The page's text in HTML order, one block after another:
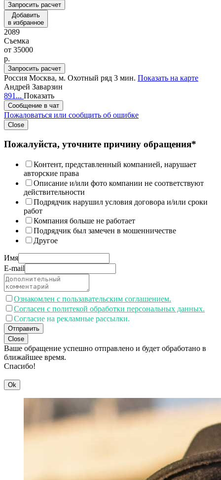
Запросить расчет
Добавить
в избранное
2089
Съемка
от 35000
p.
Запросить расчет
Россия Москва, м. Охотный ряд 3 мин. Показать на карте
Андрей Заварзин
891... Показать
Сообщение в чат
Пожаловаться или сообщить об ошибке
Close
Пожалуйста, уточните причину обращения*
Контент, представленный компанией, нарушает
авторские права
Описание и/или фото компании не соответствуют
действительности
Подрядчик нарушил условия договора и/или сроки
работ
Компания больше не работает
Подрядчик был замечен в мошенничестве
Другое
Имя
E-mail
Ознакомлен с пользавательским соглашением.
Согласен с политекой обработки персональных данных.
Согласие на рекламные рассылки.
Отправить
Close
Ваше обращение успешно отправлено и будет обработано в
ближайшее время.
Спасибо!
Ok